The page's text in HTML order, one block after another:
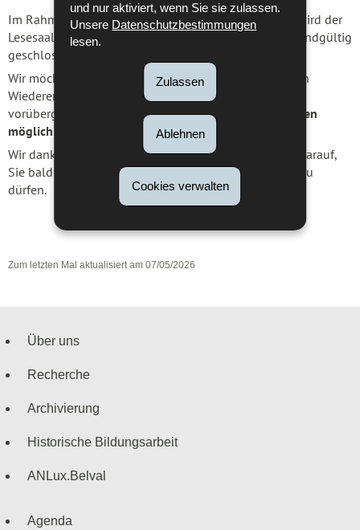
und nur aktiviert, wenn Sie sie zulassen.
Unsere Datenschutzbestimmungen
lesen.
Zulassen
Ablehnen
Cookies verwalten
Im Rahmen des Umzugs an unseren neuen Standort wird der
Lesesaal in Luxemburg-Stadt am Freitag, dem 8. Mai, endgültig
geschlossen.
Wir möchten Sie daran erinnern, dass bis zur geplanten
Wiedereröffnung im Juni am neuen Standort in Belval
vorübergehend
keine Reproduktionen von Dokumenten
möglich
Wir danken Ihnen für Ihr Verständnis und freuen uns darauf,
Sie bald in unseren neuen Räumlichkeiten begrüßen zu
dürfen.
Zum letzten Mal aktualisiert am 07/05/2026
Navigationsmenü
Über uns
Recherche
Archivierung
Historische Bildungsarbeit
ANLux.Belval
Agenda